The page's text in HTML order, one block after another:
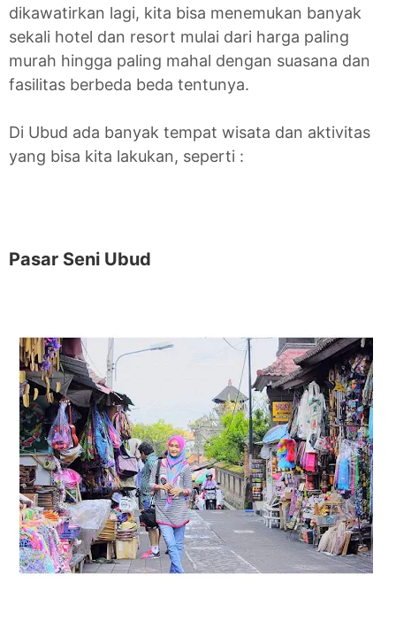
dikawatirkan lagi, kita bisa menemukan banyak
sekali hotel dan resort mulai dari harga paling
murah hingga paling mahal dengan suasana dan
fasilitas berbeda beda tentunya.
Di Ubud ada banyak tempat wisata dan aktivitas
yang bisa kita lakukan, seperti :
Pasar Seni Ubud